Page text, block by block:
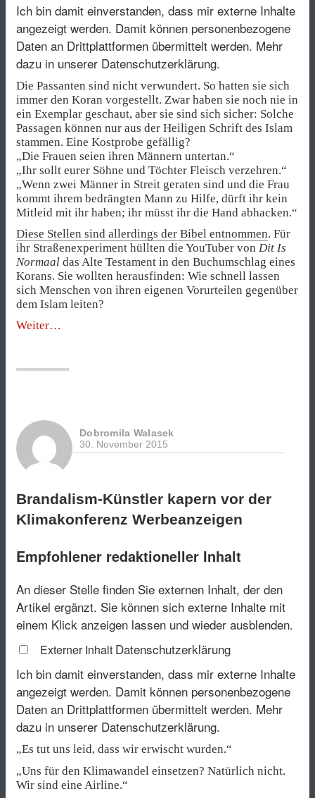
Ich bin damit einverstanden, dass mir externe Inhalte
angezeigt werden. Damit können personenbezogene
Daten an Drittplattformen übermittelt werden. Mehr
dazu in unserer Datenschutzerklärung.
Die Passanten sind nicht verwundert. So hatten sie sich
immer den Koran vorgestellt. Zwar haben sie noch nie in
ein Exemplar geschaut, aber sie sind sich sicher: Solche
Passagen können nur aus der Heiligen Schrift des Islam
stammen. Eine Kostprobe gefällig?
„Die Frauen seien ihren Männern untertan.“
„Ihr sollt eurer Söhne und Töchter Fleisch verzehren.“
„Wenn zwei Männer in Streit geraten sind und die Frau
kommt ihrem bedrängten Mann zu Hilfe, dürft ihr kein
Mitleid mit ihr haben; ihr müsst ihr die Hand abhacken.“
Diese Stellen sind allerdings der Bibel entnommen. Für
ihr Straßenexperiment hüllten die YouTuber von Dit Is
Normaal das Alte Testament in den Buchumschlag eines
Korans. Sie wollten herausfinden: Wie schnell lassen
sich Menschen von ihren eigenen Vorurteilen gegenüber
dem Islam leiten?
Weiter„Innen
Koran“
Dobromila Walasek
30. November 2015
Brandalism-Künstler kapern vor der
Klimakonferenz Werbeanzeigen
Empfohlener redaktioneller Inhalt
An dieser Stelle finden Sie externen Inhalt, der den
Artikel ergänzt. Sie können sich externe Inhalte mit
einem Klick anzeigen lassen und wieder ausblenden.
Externer Inhalt Datenschutzerklärung
Ich bin damit einverstanden, dass mir externe Inhalte
angezeigt werden. Damit können personenbezogene
Daten an Drittplattformen übermittelt werden. Mehr
dazu in unserer Datenschutzerklärung.
„Es tut uns leid, dass wir erwischt wurden.“
„Uns für den Klimawandel einsetzen? Natürlich nicht.
Wir sind eine Airline.“